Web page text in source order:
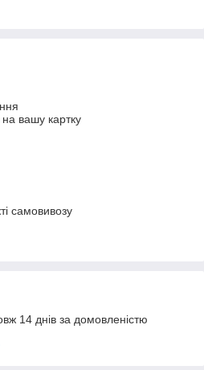
вашу картку
самовивозу
14 днів за домовленістю